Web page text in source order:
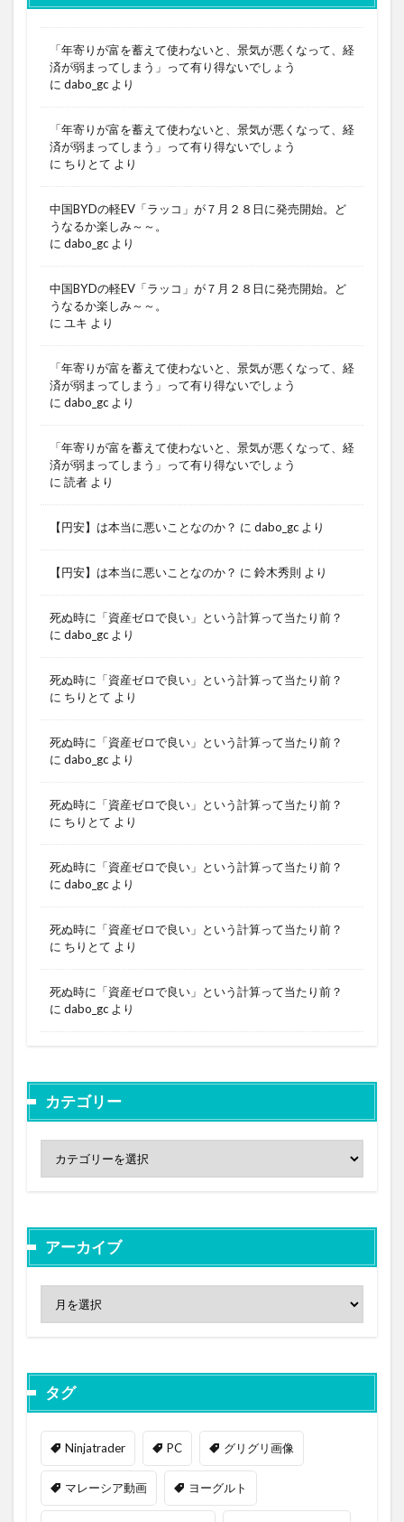
「年寄りが富を蓄えて使わないと、景気が悪くなって、経
済が弱まってしまう」って有り得ないでしょう
に dabo_gc より
「年寄りが富を蓄えて使わないと、景気が悪くなって、経
済が弱まってしまう」って有り得ないでしょう
に ちりとて より
中国BYDの軽EV「ラッコ」が７月２８日に発売開始。ど
うなるか楽しみ～～。
に dabo_gc より
中国BYDの軽EV「ラッコ」が７月２８日に発売開始。ど
うなるか楽しみ～～。
に ユキ より
「年寄りが富を蓄えて使わないと、景気が悪くなって、経
済が弱まってしまう」って有り得ないでしょう
に dabo_gc より
「年寄りが富を蓄えて使わないと、景気が悪くなって、経
済が弱まってしまう」って有り得ないでしょう
に 読者 より
【円安】は本当に悪いことなのか？ に dabo_gc より
【円安】は本当に悪いことなのか？ に 鈴木秀則 より
死ぬ時に「資産ゼロで良い」という計算って当たり前？
に dabo_gc より
死ぬ時に「資産ゼロで良い」という計算って当たり前？
に ちりとて より
死ぬ時に「資産ゼロで良い」という計算って当たり前？
に dabo_gc より
死ぬ時に「資産ゼロで良い」という計算って当たり前？
に ちりとて より
死ぬ時に「資産ゼロで良い」という計算って当たり前？
に dabo_gc より
死ぬ時に「資産ゼロで良い」という計算って当たり前？
に ちりとて より
死ぬ時に「資産ゼロで良い」という計算って当たり前？
に dabo_gc より
カテゴリー
アーカイブ
タグ
Ninjatrader PC グリグリ画像
マレーシア動画 ヨーグルト